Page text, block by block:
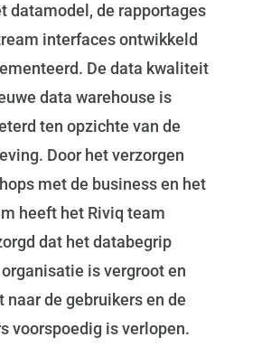
datamodel, de rapportages
interfaces ontwikkeld
De data kwaliteit
data warehouse is
ten opzichte van de
Door het verzorgen
met de business en het
heeft het Riviq team
dat het databegrip
is vergroot en
naar de gebruikers en de
voorspoedig is verlopen.